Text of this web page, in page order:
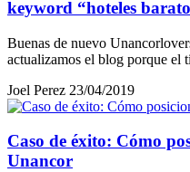
keyword “hoteles
Buenas de nuevo
actualizamos el blog porque
Joel Perez 23/04/2019
Caso de éxito: Cómo
Unancor